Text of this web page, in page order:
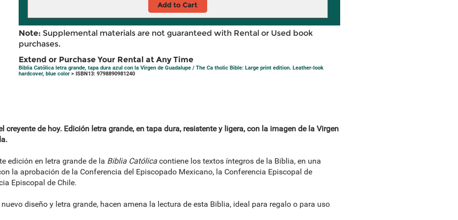
Add to Cart
Note: Supplemental materials are not guaranteed with Rental or Used book
purchases.
Extend or Purchase Your Rental at Any Time
Biblia Católica letra grande, tapa dura azul con la Virgen de Guadalupe / The Ca tholic Bible: Large print edition. Leather-look
hardcover, blue color> ISBN13: 9798890981240
creyente de hoy. Edición letra grande, en tapa dura, resistente y ligera, con la imagen de la Virgen
edición en letra grande de la Biblia Católica contiene los textos íntegros de la Biblia, en una
la aprobación de la Conferencia del Episcopado Mexicano, la Conferencia Episcopal de
Episcopal de Chile.
diseño y letra grande, hacen amena la lectura de esta Biblia, ideal para regalo o para uso